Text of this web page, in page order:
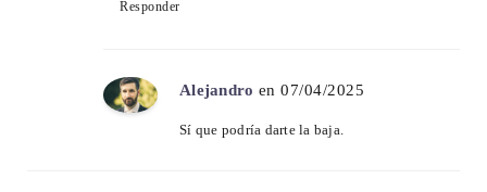
Responder
Alejandro en 07/04/2025
Sí que podría darte la baja.